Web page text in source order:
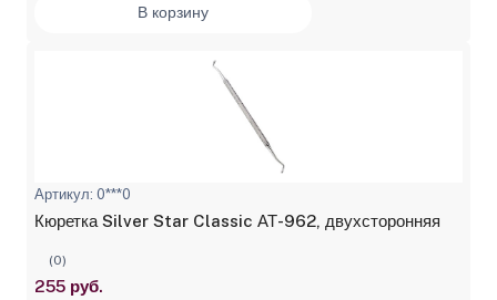
В корзину
Артикул: 0***0
Кюретка Silver Star Classic АТ-962, двухсторонняя
(0)
255 руб.